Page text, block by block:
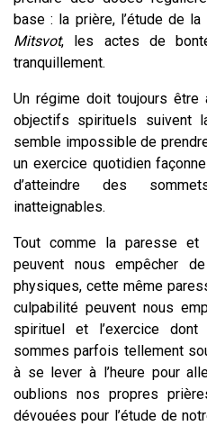
base : la prière, l’étude de la
Mitsvot, les actes de
tranquillement.
Un régime doit toujours être
objectifs spirituels suivent
semble impossible de
un exercice quotidien
d’atteindre des
inatteignables.
Tout comme la paresse et
peuvent nous empêcher
physiques, cette même
culpabilité peuvent nous
spirituel et l’exercice
sommes parfois tellement
à se lever à l’heure pour
oublions nos propres
dévouées pour l’étude de